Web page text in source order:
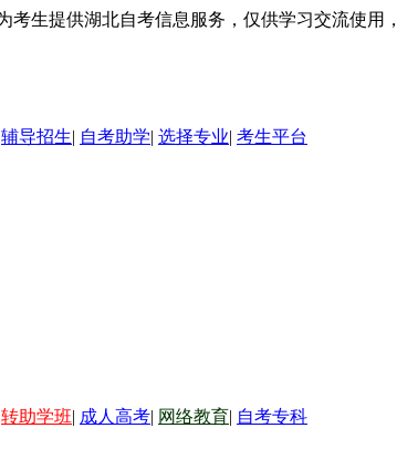
考生提供湖北自考信息服务，仅供学习交流使用
辅导招生| 自考助学| 选择专业| 考生平台
转助学班| 成人高考| 网络教育| 自考专科